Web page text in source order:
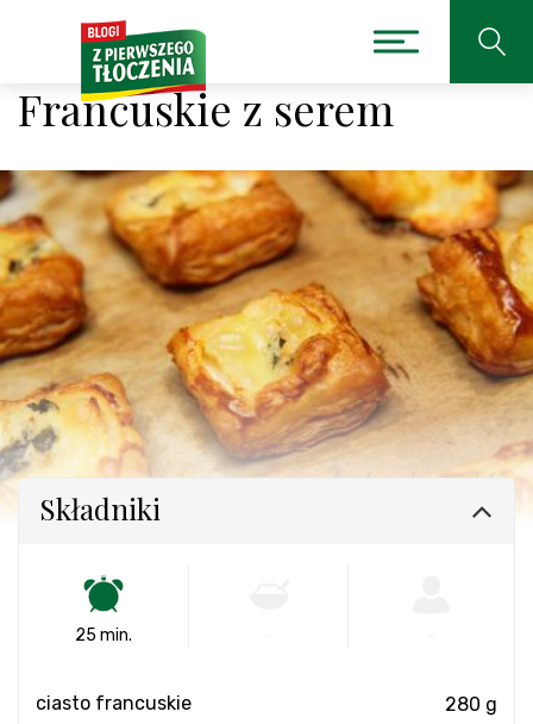
Francuskie z serem
Składniki
25 min.
ciasto francuskie 280 g